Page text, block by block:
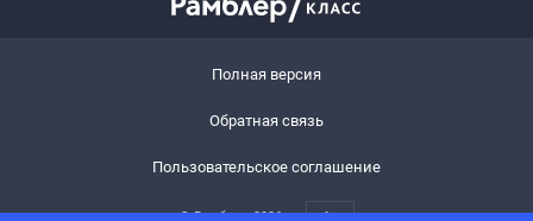
Полная версия
Обратная связь
Пользовательское соглашение
© Рамблер,2026 6+